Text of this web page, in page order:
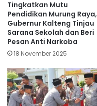
Tingkatkan Mutu
Pendidikan Murung Raya,
Gubernur Kalteng Tinjau
Sarana Sekolah dan Beri
Pesan Anti Narkoba
18 November 2025